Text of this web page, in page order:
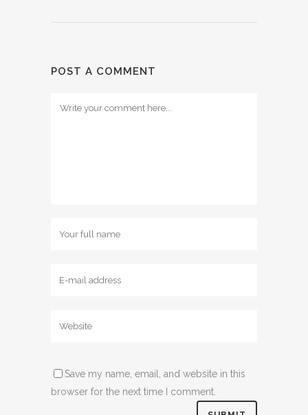
POST A COMMENT
Save my name, email, and website in this
browser for the next time I comment.